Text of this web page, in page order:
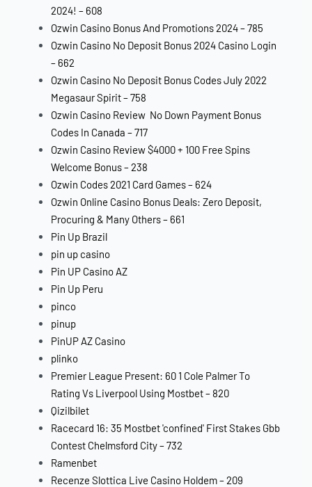
2024! – 608
Ozwin Casino Bonus And Promotions 2024 – 785
Ozwin Casino No Deposit Bonus 2024 Casino Login
– 662
Ozwin Casino No Deposit Bonus Codes July 2022
Megasaur Spirit – 758
Ozwin Casino Review ️ No Down Payment Bonus
Codes In Canada – 717
Ozwin Casino Review $4000 + 100 Free Spins
Welcome Bonus – 238
Ozwin Codes 2021 Card Games – 624
Ozwin Online Casino Bonus Deals: Zero Deposit,
Procuring & Many Others – 661
Pin Up Brazil
pin up casino
Pin UP Casino AZ
Pin Up Peru
pinco
pinup
PinUP AZ Casino
plinko
Premier League Present: 60 1 Cole Palmer To
Rating Vs Liverpool Using Mostbet – 820
Qizilbilet
Racecard 16: 35 Mostbet 'confined' First Stakes Gbb
Contest Chelmsford City – 732
Ramenbet
Recenze Slottica Live Casino Holdem – 209